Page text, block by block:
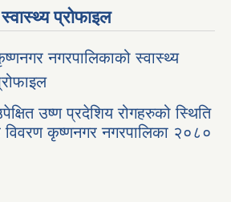
स्वास्थ्य प्रोफाइल
नगरपालिकाको स्वास्थ्य
उष्ण प्रदेशिय रोगहरुको स्थिति
विवरण कृष्णनगर नगरपालिका २०८०